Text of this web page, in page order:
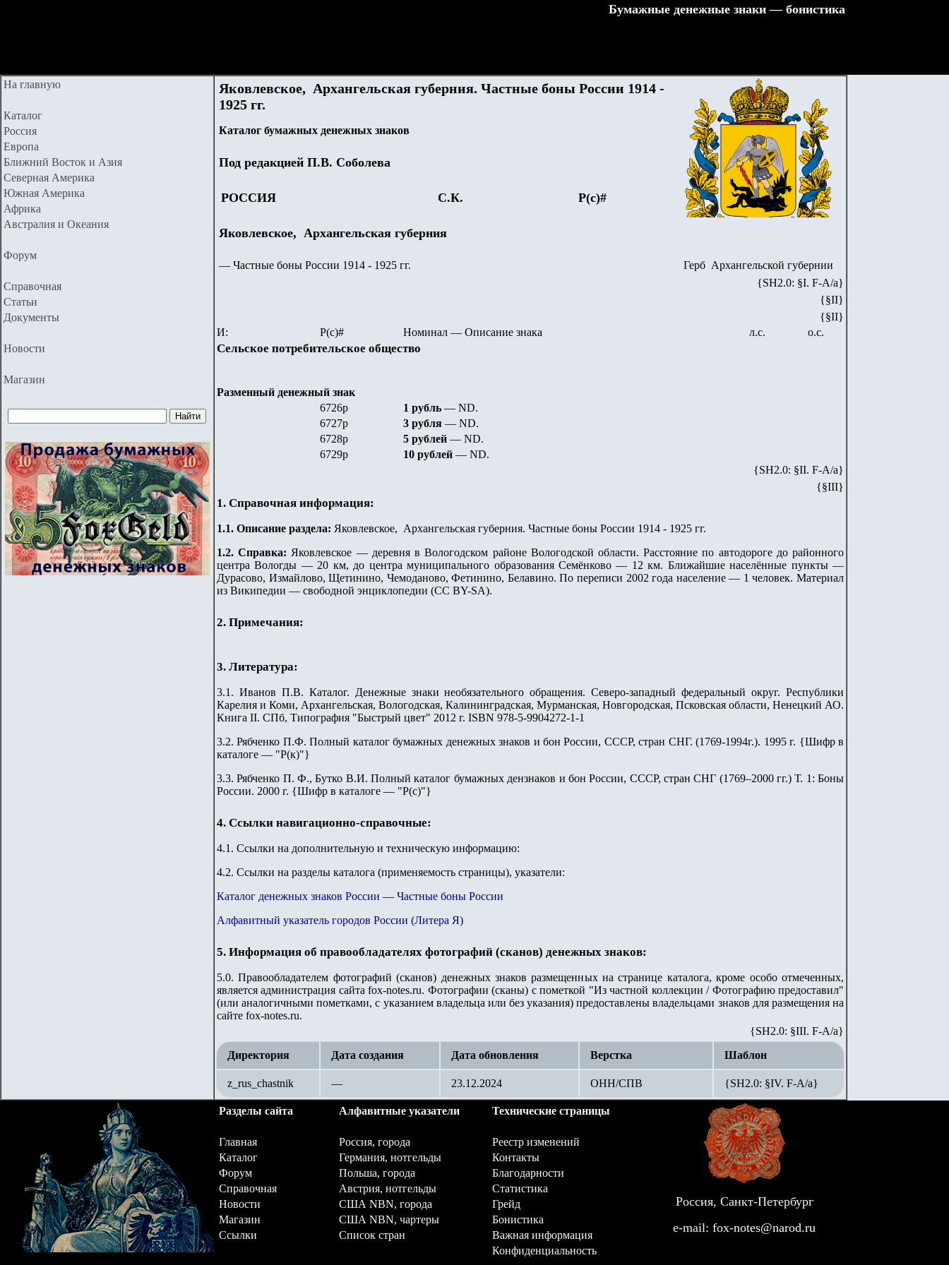
Бумажные денежные знаки — бонистика
На главную
Каталог
Россия
Европа
Ближний Восток и Азия
Северная Америка
Южная Америка
Африка
Австралия и Океания
Форум
Справочная
Статьи
Документы
Новости
Магазин
Яковлевское, Архангельская губерния. Частные боны России 1914 -
1925 гг.
Каталог бумажных денежных знаков
Под редакцией П.В. Соболева
РОССИЯ С.К. Р(с)#
Яковлевское, Архангельская губерния
— Частные боны России 1914 - 1925 гг.
Герб Архангельской губернии
{SH2.0: §I. F-А/а}
{§II}
{§II}
И:
Р(с)# Номинал — Описание знака л.с. о.с.
Сельское потребительское общество
Разменный денежный знак
6726р
1 рубль — ND.
6727р
3 рубля — ND.
6728р 5 рублей — ND.
6729р
10 рублей — ND.
{SH2.0: §II. F-A/a}
{§III}
1. Справочная информация:
1.1. Описание раздела: Яковлевское, Архангельская губерния. Частные боны России 1914 - 1925 гг.
1.2. Справка: Яковлевское — деревня в Вологодском районе Вологодской области. Расстояние по автодороге до районного
центра Вологды — 20 км, до центра муниципального образования Семёнково — 12 км. Ближайшие населённые пункты —
Дурасово, Измайлово, Щетинино, Чемоданово, Фетинино, Белавино. По переписи 2002 года население — 1 человек. Материал
из Википедии — свободной энциклопедии (CC BY-SA).
2. Примечания:
3. Литература:
3.1. Иванов П.В. Каталог. Денежные знаки необязательного обращения. Северо-западный федеральный округ. Республики
Карелия и Коми, Архангельская, Вологодская, Калининградская, Мурманская, Новгородская, Псковская области, Ненецкий АО.
Книга II. СПб, Типография "Быстрый цвет" 2012 г. ISBN 978-5-9904272-1-1
3.2. Рябченко П.Ф. Полный каталог бумажных денежных знаков и бон России, СССР, стран СНГ. (1769-1994г.). 1995 г. {Шифр в
каталоге — "Р(к)"}
3.3.Рябченко П. Ф., Бутко В.И. Полный каталог бумажных дензнаков и бон России, СССР, стран СНГ (1769–2000 гг.) Т. 1: Боны
России. 2000 г. {Шифр в каталоге — "Р(с)"}
4. Ссылки навигационно-справочные:
4.1. Ссылки на дополнительную и техническую информацию:
4.2. Ссылки на разделы каталога (применяемость страницы), указатели:
Каталог денежных знаков России — Частные боны России
Алфавитный указатель городов России (Литера Я)
5. Информация об правообладателях фотографий (сканов) денежных знаков:
5.0. Правообладателем фотографий (сканов) денежных знаков размещенных на странице каталога, кроме особо отмеченных,
является администрация сайта fox-notes.ru. Фотографии (сканы) с пометкой "Из частной коллекции / Фотографию предоставил"
(или аналогичными пометками, с указанием владельца или без указания) предоставлены владельцами знаков для размещения на
сайте fox-notes.ru.
{SH2.0: §III. F-A/а}
Директория
Дата создания Дата обновления Верстка Шаблон
z_rus_chastnik — 23.12.2024 ОНН/СПВ {SH2.0: §IV. F-А/а}
Разделы сайта Алфавитные указатели Технические страницы
Главная Россия, города
Реестр изменений
Каталог
Германия, нотгельды
Контакты
Форум
Польша, города
Благодарности
Справочная
Австрия, нотгельды
Статистика
Новости
США NBN, города
Грейд
Магазин
США NBN, чартеры
Бонистика
Ссылки
Список стран
Важная информация
Конфиденциальность
Россия, Санкт-Петербург
e-mail: fox-notes@narod.ru